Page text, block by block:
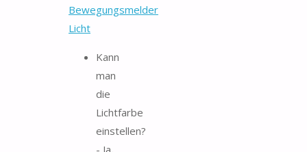
Bewegungsmelder
Licht
Kann
man
die
Lichtfarbe
einstellen?
- Ja,